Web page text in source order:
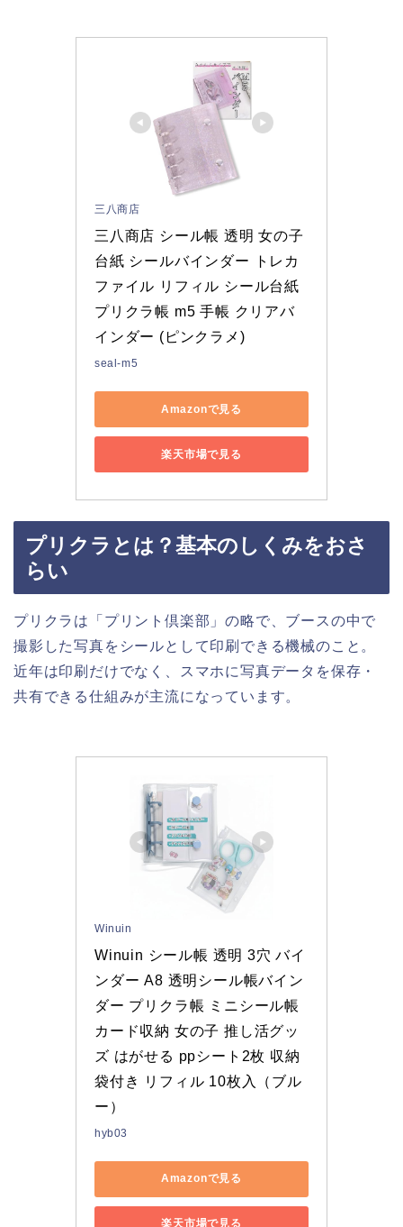
三八商店
三八商店 シール帳 透明 女の子
台紙 シールバインダー トレカ
ファイル リフィル シール台紙
プリクラ帳 m5 手帳 クリアバ
インダー (ピンクラメ)
seal-m5
Amazonで見る
楽天市場で見る
プリクラとは？基本のしくみをおさ
らい
プリクラは「プリント倶楽部」の略で、ブースの中で
撮影した写真をシールとして印刷できる機械のこと。
近年は印刷だけでなく、スマホに写真データを保存・
共有できる仕組みが主流になっています。
Winuin
Winuin シール帳 透明 3穴 バイ
ンダー A8 透明シール帳バイン
ダー プリクラ帳 ミニシール帳
カード収納 女の子 推し活グッ
ズ はがせる ppシート2枚 収納
袋付き リフィル 10枚入（ブル
ー）
hyb03
Amazonで見る
楽天市場で見る